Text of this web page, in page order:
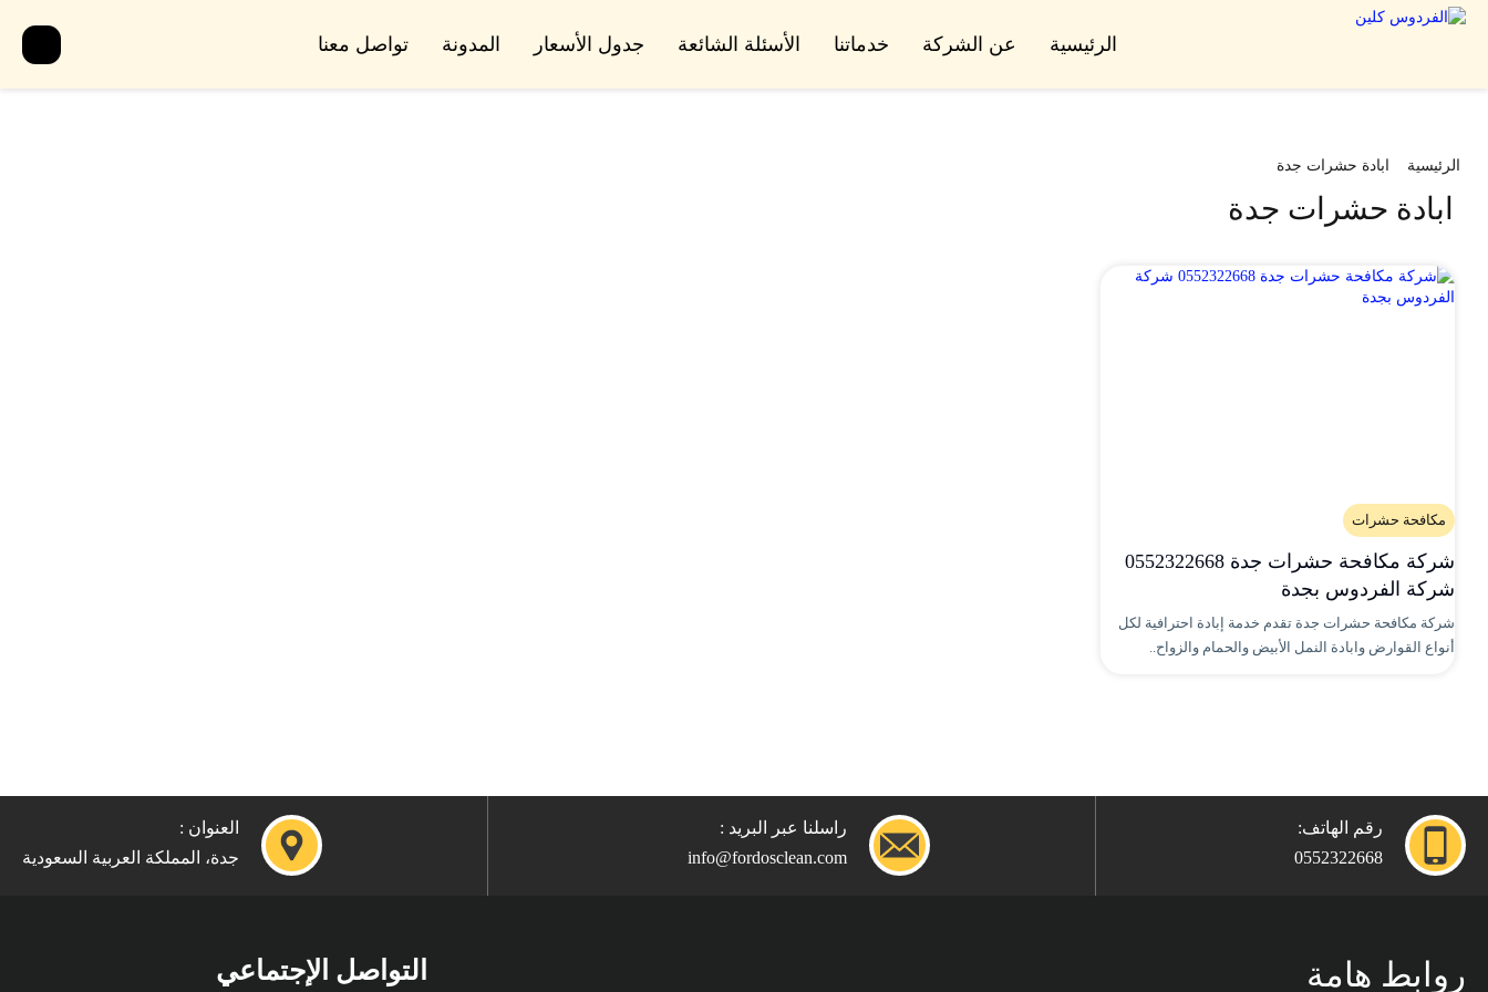
الرئيسية عن الشركة خدماتنا الأسئلة الشائعة جدول الأسعار المدونة تواصل معنا
الرئيسية ابادة حشرات جدة
ابادة حشرات جدة
مكافحة حشرات
شركة مكافحة حشرات جدة 0552322668
شركة الفردوس بجدة
شركة مكافحة حشرات جدة تقدم خدمة إبادة احترافية لكل
أنواع القوارض وابادة النمل الأبيض والحمام والزواح..
رقم الهاتف:
0552322668
راسلنا عبر البريد :
info@fordosclean.com
العنوان :
جدة، المملكة العربية السعودية
روابط هامة التواصل الإجتماعي